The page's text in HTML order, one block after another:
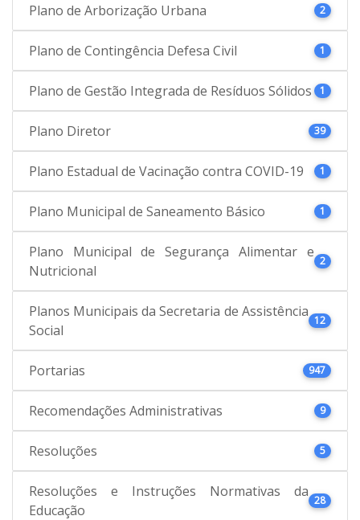
Plano de Arborização Urbana 2
Plano de Contingência Defesa Civil 1
Plano de Gestão Integrada de Resíduos Sólidos 1
Plano Diretor 39
Plano Estadual de Vacinação contra COVID-19 1
Plano Municipal de Saneamento Básico 1
Plano Municipal de Segurança Alimentar e
Nutricional
2
Planos Municipais da Secretaria de Assistência
Social
12
Portarias 947
Recomendações Administrativas 9
Resoluções 5
Resoluções e Instruções Normativas da
Educação
28